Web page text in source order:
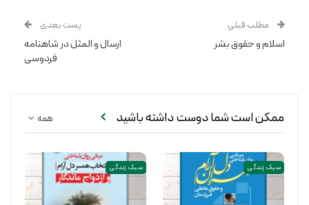
مطلب قبلی
اسلام و حقوق بشر
پست بعدی
ارسال و المثل در شاهنامه
فردوسی
همه ممکن است شما دوست داشته باشید
سبک زندگی سبک زندگی